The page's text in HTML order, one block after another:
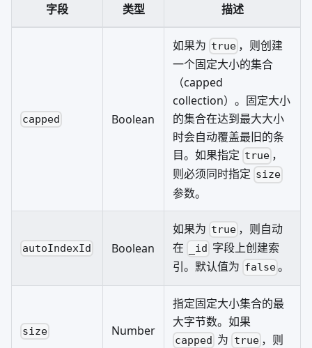
字段 类型 描述
capped Boolean
如果为 true ，则创建
一个固定大小的集合
（capped
collection）。固定大小
的集合在达到最大大小
时会自动覆盖最旧的条
目。如果指定 true ，
则必须同时指定 size
参数。
autoIndexId Boolean
如果为 true ，则自动
在
_id 字段上创建索
引。默认值为 false。
size Number
指定固定大小集合的最
大字节数。如果
capped 为 true ，则